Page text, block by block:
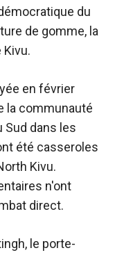
du
de gomme, la
Kivu.
en février
la communauté
Sud dans les
été casseroles
Kivu.
n'ont
direct.
le porte-